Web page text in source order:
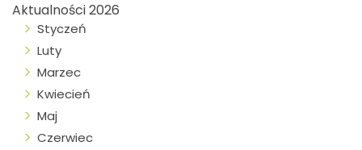
Aktualności 2026
Styczeń
Luty
Marzec
Kwiecień
Maj
Czerwiec